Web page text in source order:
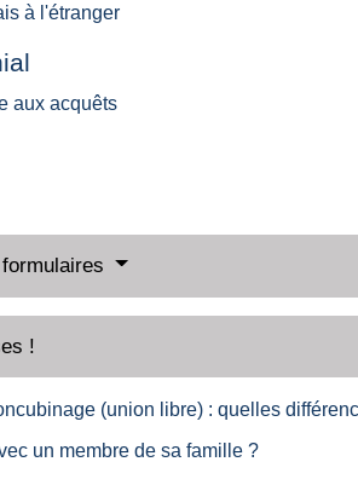
à l'étranger
aux acquêts
!
(union libre) : quelles
un membre de sa famille ?